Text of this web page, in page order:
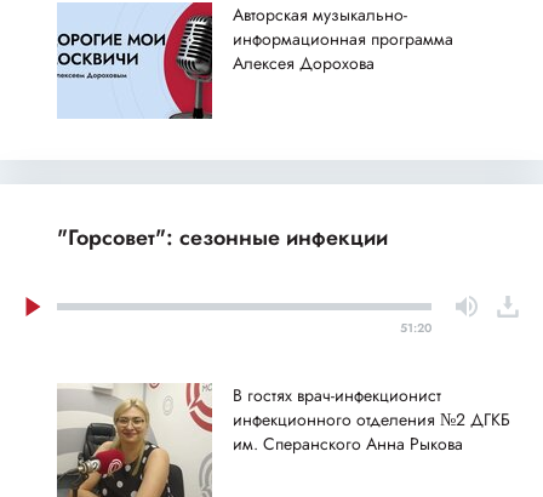
Авторская музыкально-
информационная программа
Алексея Дорохова
"Горсовет": сезонные инфекции
51:20
В гостях врач-инфекционист
инфекционного отделения №2 ДГКБ
им. Сперанского Анна Рыкова